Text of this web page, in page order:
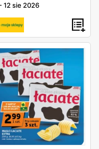
-12 sie 2026